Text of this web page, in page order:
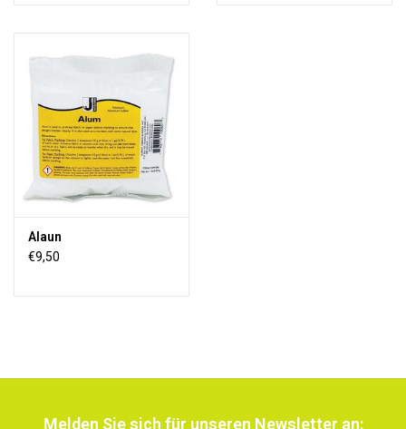
Alaun
€9,50
Melden Sie sich für unseren Newsletter an: